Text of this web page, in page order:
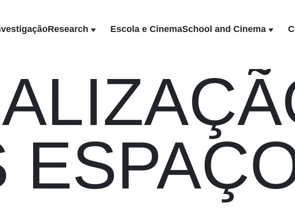
Research Escola e CinemaSchool and Cinema